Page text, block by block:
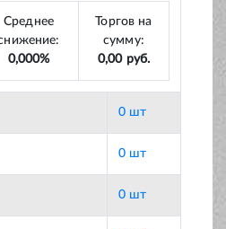
Среднее
0,000%
Торгов на
сумму:
0,00 руб.
0 шт
0 шт
0 шт